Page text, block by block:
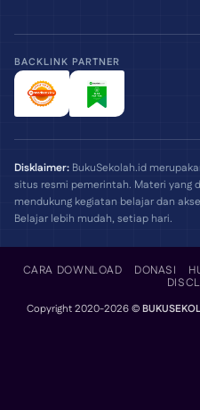
BACKLINK PARTNER
Disklaimer: BukuSekolah.id
situs resmi pemerintah. Materi yang
mendukung kegiatan belajar dan
Belajar lebih mudah, setiap hari.
CARA DOWNLOAD DONASI
Copyright 2020-2026 ©